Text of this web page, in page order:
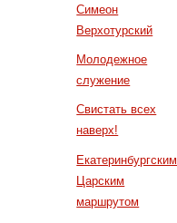
Симеон
Верхотурский
Молодежное
служение
Свистать всех
наверх!
Екатеринбургским
Царским
маршрутом